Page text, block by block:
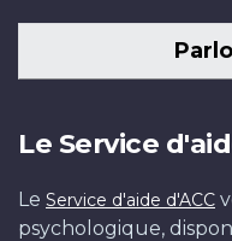
Le Service
Le Service d'aide d'ACC
psychologique,